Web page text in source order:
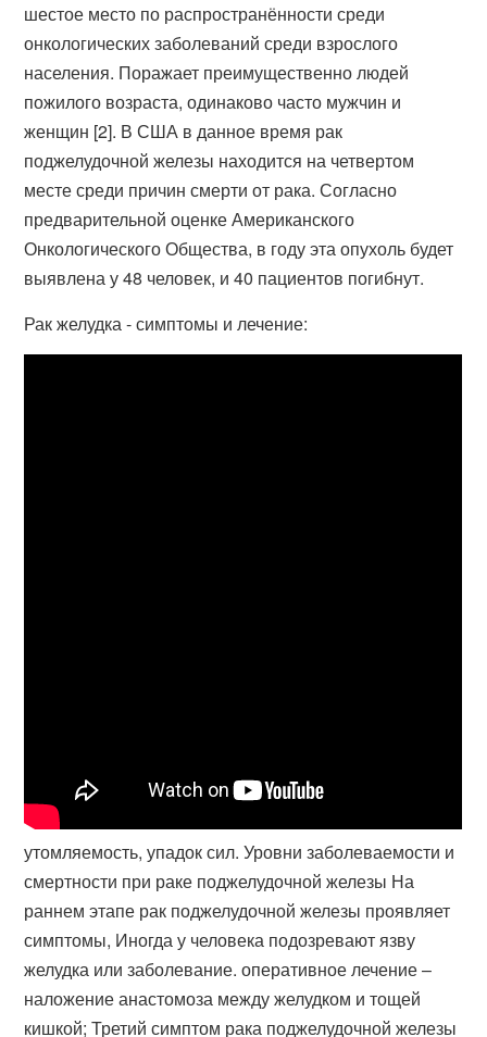
шестое место по распространённости среди
онкологических заболеваний среди взрослого
населения. Поражает преимущественно людей
пожилого возраста, одинаково часто мужчин и
женщин [2]. В США в данное время рак
поджелудочной железы находится на четвертом
месте среди причин смерти от рака. Согласно
предварительной оценке Американского
Онкологического Общества, в году эта опухоль будет
выявлена у 48 человек, и 40 пациентов погибнут.
Рак желудка - симптомы и лечение:
утомляемость, упадок сил. Уровни заболеваемости и
смертности при раке поджелудочной железы На
раннем этапе рак поджелудочной железы проявляет
симптомы, Иногда у человека подозревают язву
желудка или заболевание. оперативное лечение –
наложение анастомоза между желудком и тощей
кишкой; Третий симптом рака поджелудочной железы